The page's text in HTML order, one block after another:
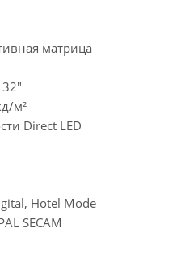
матрица
м²
Direct LED
Hotel Mode
SECAM